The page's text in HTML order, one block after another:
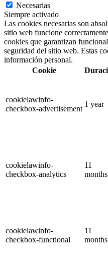
Necesarias
Siempre activado
Las cookies necesarias son
sitio web funcione
cookies que garantizan
seguridad del sitio web. Estas
información personal.
Cookie
cookielawinfo-
checkbox-advertisement
1 year
cookielawinfo-
checkbox-analytics
11
months
cookielawinfo-
checkbox-functional
11
months